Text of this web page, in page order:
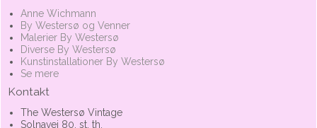
Anne Wichmann
By Westersø og Venner
Malerier By Westersø
Diverse By Westersø
Kunstinstallationer By Westersø
Se mere
Kontakt
The Westersø Vintage
Solnavej 80, st. th.